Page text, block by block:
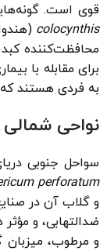
قوی است.
colocynthis
محافظت‌کننده
برای مقابله با
به فردی هستند
نواحی شمالی
سواحل جنوبی
perforatum
و گلاب آن در
ضدالتهابی، و
و مرطوب، میزبان